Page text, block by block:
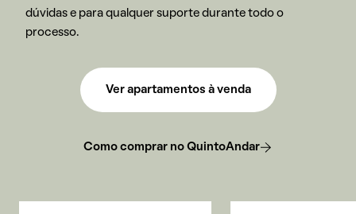
dúvidas e para qualquer suporte durante todo o
processo.
Ver apartamentos à venda
Como comprar no QuintoAndar